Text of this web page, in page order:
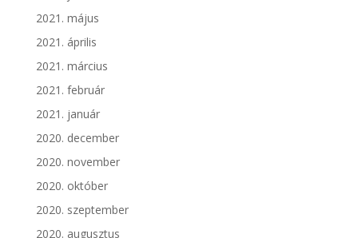
2021. május
2021. április
2021. március
2021. február
2021. január
2020. december
2020. november
2020. október
2020. szeptember
2020. augusztus